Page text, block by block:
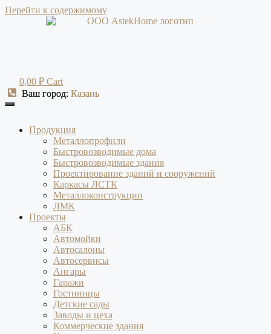
Перейти к содержимому
0,00 ₽ Cart
Продукция
Металлопрофили
Быстровозводимые дома
Быстровозводимые здания
Проектирование зданий и сооружений
Каркасы ЛСТК
Металлоконструкции
ЛМК
Проекты
АБК
Автомойки
Автосалоны
Автосервисы
Ангары
Гаражи
Гостиницы
Детские сады
Заводы и цеха
Коммерческие здания
Ваш город: Казань
Ваш город: Казань